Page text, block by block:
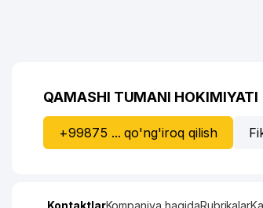
QAMASHI TUMANI HOKIMIYATI
+99875 ... qo'ng'iroq qilish
KontaktlarKompaniya haqidaRubrikalar